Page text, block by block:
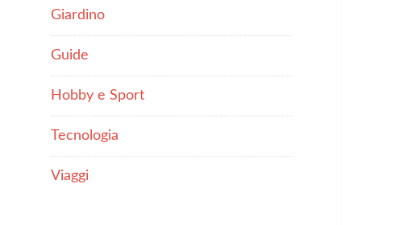
Giardino
Guide
Hobby e Sport
Tecnologia
Viaggi